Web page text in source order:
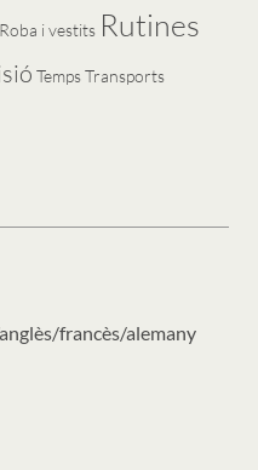
Roba i vestits Rutines
TempsTransports
francès/alemany